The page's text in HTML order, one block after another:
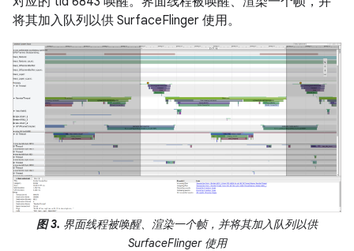
将其加入队列以供 SurfaceFlinger 使用。
图 3. 界面线程被唤醒、渲染一个帧，并将其加入队列以供
SurfaceFlinger 使用